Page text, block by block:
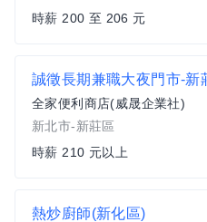
時薪 200 至 206 元
誠徵長期兼職大夜門市-新
全家便利商店(威晟企業社)
新北市-新莊區
時薪 210 元以上
熱炒廚師(新化區)